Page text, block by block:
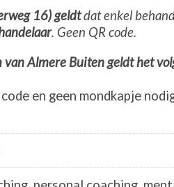
16) geldtdat enkel
. Geen QR code.
Almere Buiten geldt het
en geen mondkapje